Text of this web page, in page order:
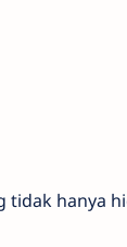
tidak hanya